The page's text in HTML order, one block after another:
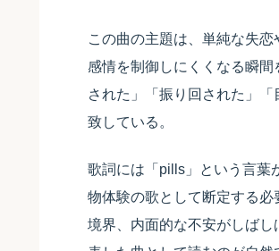
この曲の主題は、単純な失
感情を制御しにくくなる瞬
された」「振り回された」
致している。
歌詞には「pills」という言葉
物体験の歌として断定する
境界、内面的な不安がしば